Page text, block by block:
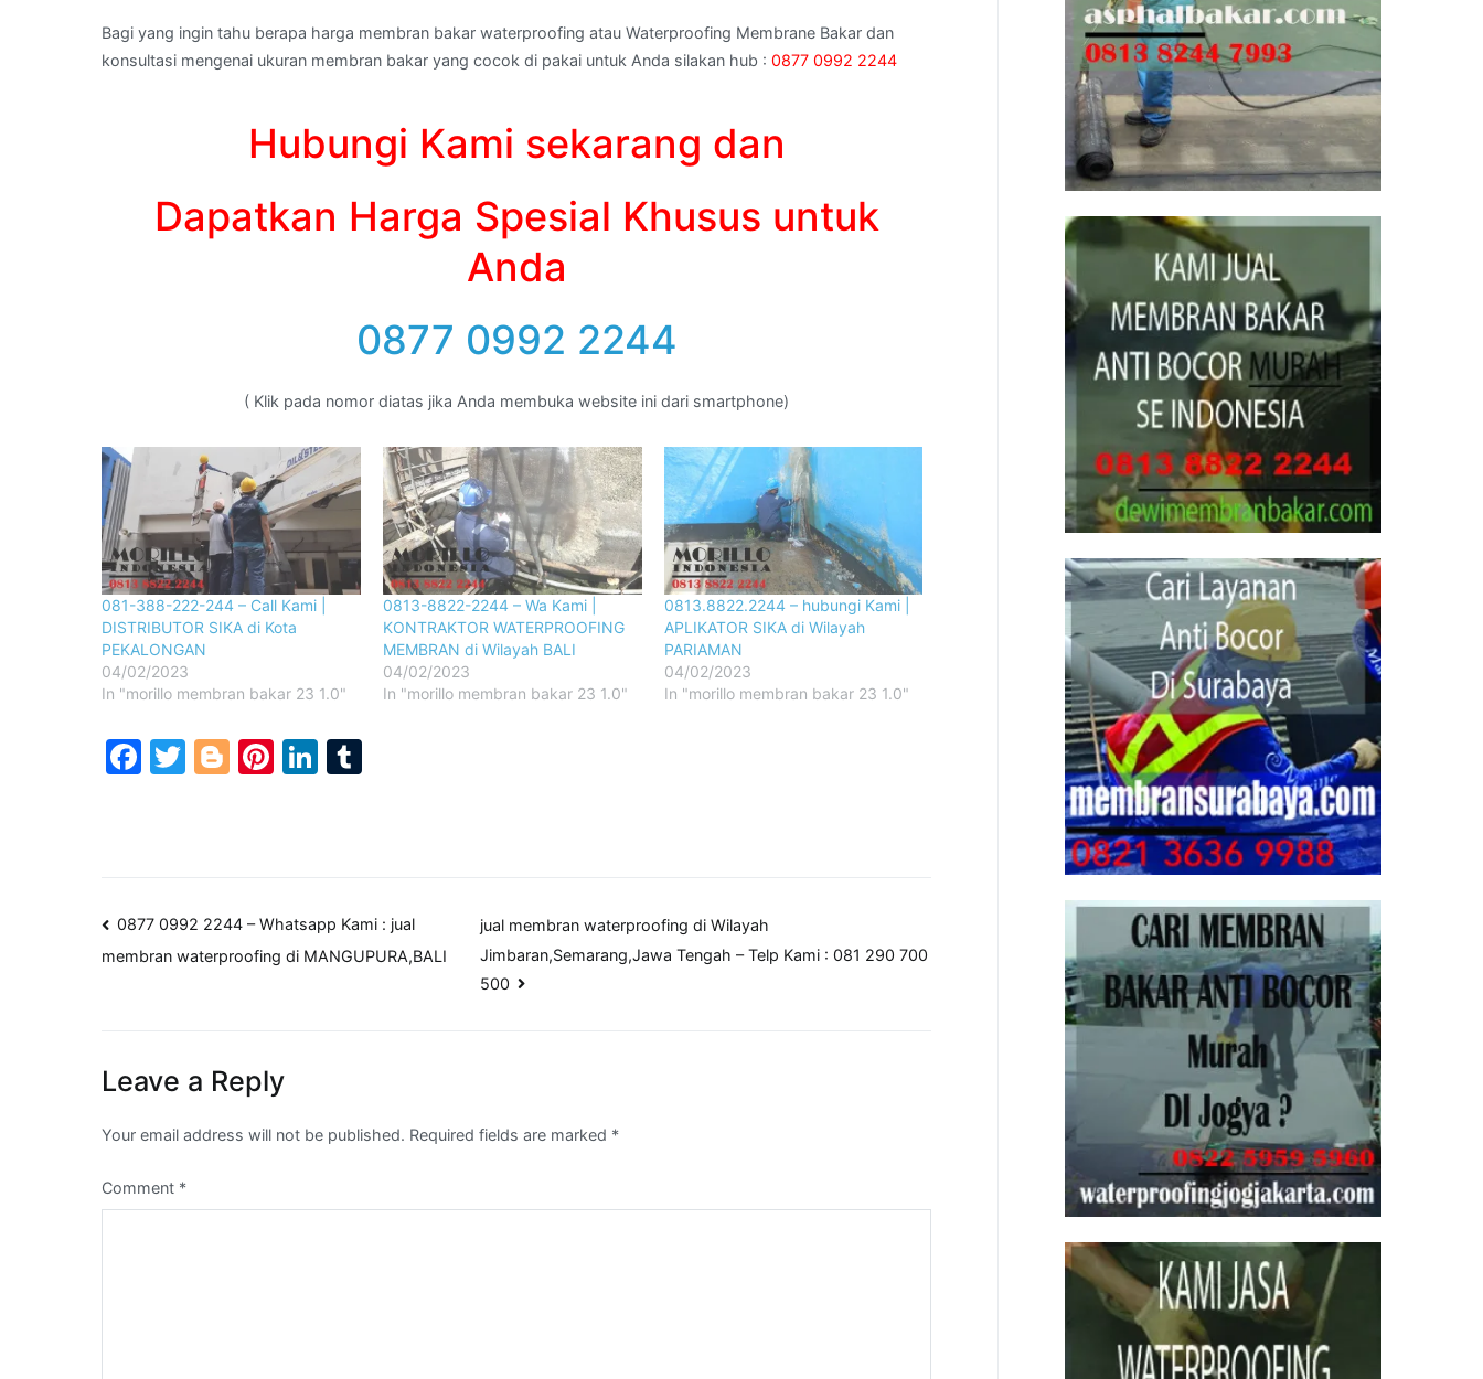
Bagi yang ingin tahu berapa harga membran bakar waterproofing atau Waterproofing Membrane Bakar dan
konsultasi mengenai ukuran membran bakar yang cocok di pakai untuk Anda silakan hub : 0877 0992 2244
Hubungi Kami sekarang dan
Dapatkan Harga Spesial Khusus untuk
Anda
0877 0992 2244
( Klik pada nomor diatas jika Anda membuka website ini dari smartphone)
081-388-222-244 – Call Kami |
DISTRIBUTOR SIKA di Kota
PEKALONGAN
04/02/2023
In "morillo membran bakar 23 1.0"
0813-8822-2244 – Wa Kami |
KONTRAKTOR WATERPROOFING
MEMBRAN di Wilayah BALI
04/02/2023
In "morillo membran bakar 23 1.0"
0813.8822.2244 – hubungi Kami |
APLIKATOR SIKA di Wilayah
PARIAMAN
04/02/2023
In "morillo membran bakar 23 1.0"
Facebook
Twitter
Blogger
Pinterest
LinkedIn
Post
navigation
0877 0992 2244 – Whatsapp Kami : jual
membran waterproofing di MANGUPURA,BALI
jual membran waterproofing di Wilayah
Jimbaran,Semarang,Jawa Tengah – Telp Kami : 081 290 700
500
Leave a Reply
Your email address will not be published. Required fields are marked *
Comment *